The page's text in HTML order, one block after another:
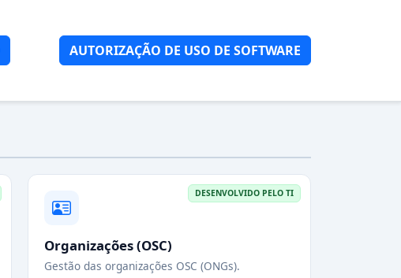
AUTORIZAÇÃO DE USO DE SOFTWARE
DESENVOLVIDO PELO TI
Organizações (OSC)
Gestão das organizações OSC (ONGs).